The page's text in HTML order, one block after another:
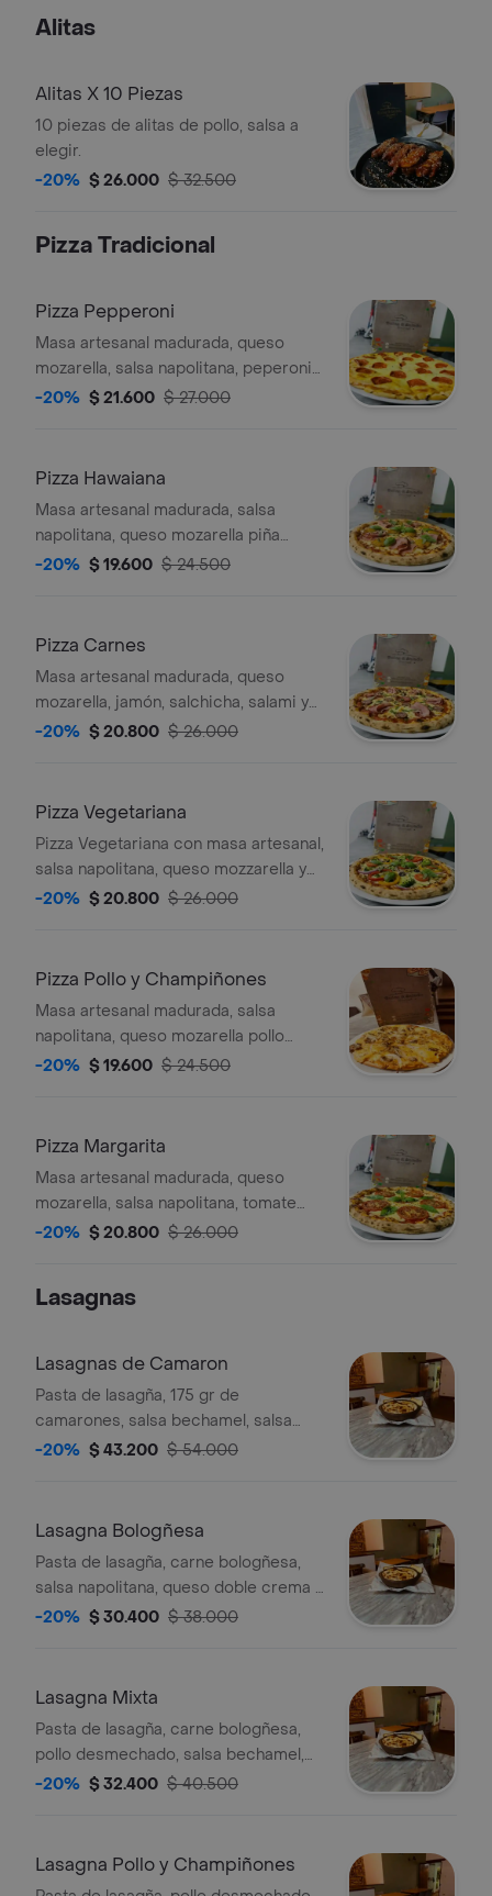
Alitas
Alitas X 10 Piezas
10 piezas de alitas de pollo, salsa a
elegir.
-20% $ 26.000 $ 32.500
Pizza Tradicional
Pizza Pepperoni
Masa artesanal madurada, queso
mozarella, salsa napolitana, peperoni
importado, tamaño a elegir.
-20% $ 21.600 $ 27.000
Pizza Hawaiana
Masa artesanal madurada, salsa
napolitana, queso mozarella piña
calada y jamón ahumado, tamaño a
-20% $ 19.600 $ 24.500
Pizza Carnes
Masa artesanal madurada, queso
mozarella, jamón, salchicha, salami y
salsa napolitana, tamaño a elegir.
-20% $ 20.800 $ 26.000
Pizza Vegetariana
Pizza Vegetariana con masa artesanal,
salsa napolitana, queso mozzarella y
vegetales frescos como tomate,
-20% $ 20.800 $ 26.000
Pizza Pollo y Champiñones
Masa artesanal madurada, salsa
napolitana, queso mozarella pollo
desmechado y champiñones
-20% $ 19.600 $ 24.500
Pizza Margarita
Masa artesanal madurada, queso
mozarella, salsa napolitana, tomate
milano asado finas hierbas, albaca,
-20% $ 20.800 $ 26.000
Lasagnas
Lasagnas de Camaron
Pasta de lasagña, 175 gr de
camarones, salsa bechamel, salsa
napolitana, queso doble crema y
-20% $ 43.200 $ 54.000
Lasagna Bologñesa
Pasta de lasagña, carne bologñesa,
salsa napolitana, queso doble crema y
parmesano acompañada de pan con
-20% $ 30.400 $ 38.000
Lasagna Mixta
Pasta de lasagña, carne bologñesa,
pollo desmechado, salsa bechamel,
queso doble crema y parmesano
-20% $ 32.400 $ 40.500
Lasagna Pollo y Champiñones